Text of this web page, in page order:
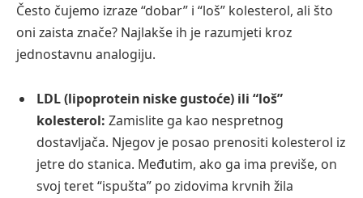
Često čujemo izraze “dobar” i “loš” kolesterol, ali što
oni zaista znače? Najlakše ih je razumjeti kroz
jednostavnu analogiju.
LDL (lipoprotein niske gustoće) ili “loš”
kolesterol: Zamislite ga kao nespretnog
dostavljača. Njegov je posao prenositi kolesterol iz
jetre do stanica. Međutim, ako ga ima previše, on
svoj teret “ispušta” po zidovima krvnih žila